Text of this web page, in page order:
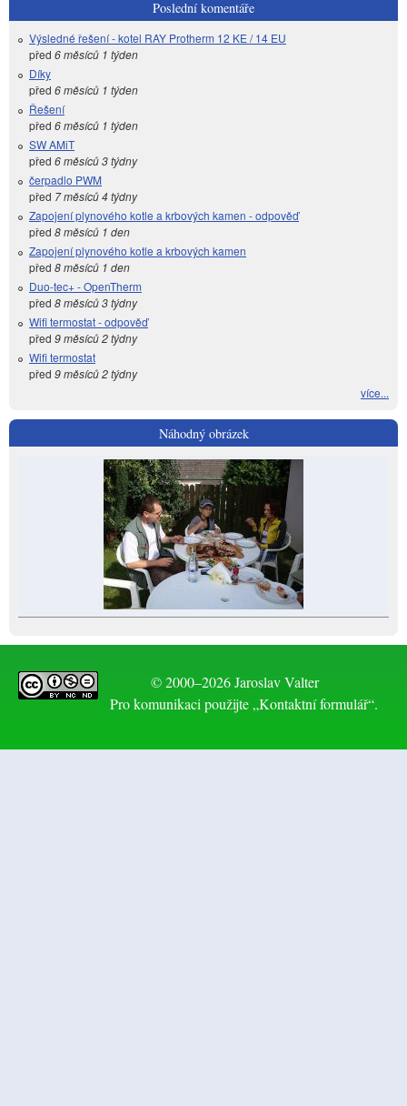
Poslední komentáře
Výsledné řešení - kotel RAY Protherm 12 KE / 14 EU
před 6 měsíců 1 týden
Díky
před 6 měsíců 1 týden
Řešení
před 6 měsíců 1 týden
SW AMiT
před 6 měsíců 3 týdny
čerpadlo PWM
před 7 měsíců 4 týdny
Zapojení plynového kotle a krbových kamen - odpověď
před 8 měsíců 1 den
Zapojení plynového kotle a krbových kamen
před 8 měsíců 1 den
Duo-tec+ - OpenTherm
před 8 měsíců 3 týdny
Wifi termostat - odpověď
před 9 měsíců 2 týdny
Wifi termostat
před 9 měsíců 2 týdny
více...
Náhodný obrázek
© 2000–2026 Jaroslav Valter
Pro komunikaci použijte „Kontaktní formulář“.